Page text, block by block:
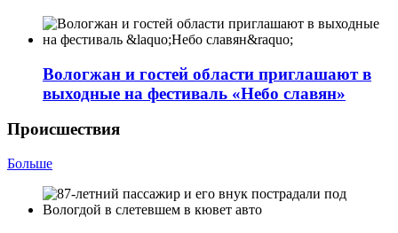
Вологжан и гостей области приглашают в
выходные на фестиваль «Небо славян»
Происшествия
Больше